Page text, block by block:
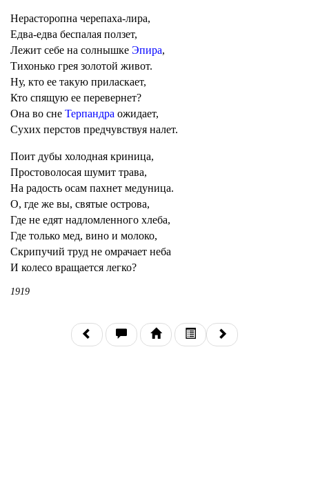
Нерасторопна черепаха-лира,
Едва-едва беспалая ползет,
Лежит себе на солнышке Эпира,
Тихонько грея золотой живот.
Ну, кто ее такую приласкает,
Кто спящую ее перевернет?
Она во сне Терпандра ожидает,
Сухих перстов предчувствуя налет.
Поит дубы холодная криница,
Простоволосая шумит трава,
На радость осам пахнет медуница.
О, где же вы, святые острова,
Где не едят надломленного хлеба,
Где только мед, вино и молоко,
Скрипучий труд не омрачает неба
И колесо вращается легко?
1919